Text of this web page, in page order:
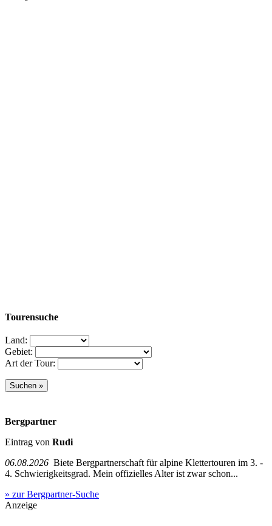
Tourensuche
Land:
Gebiet:
Art der Tour:
Bergpartner
Eintrag von Rudi
06.08.2026 Biete Bergpartnerschaft für alpine Klettertouren im 3. -
4. Schwierigkeitsgrad. Mein offizielles Alter ist zwar schon...
» zur Bergpartner-Suche
Anzeige